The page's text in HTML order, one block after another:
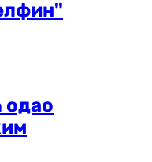
одао